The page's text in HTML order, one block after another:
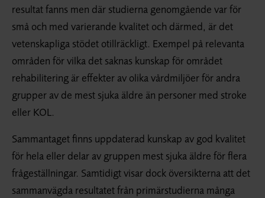
resultat fanns men där studierna genomgående var för
små och med varierande kvalitet och därmed, är det
vetenskapliga stödet otillräckligt. Exempel på relevanta
områden för vilka det saknas kunskap för området
rehabilitering är effekter av olika vårdmiljöer för andra
grupper av de mest sjuka äldre än personer med stroke
eller KOL.
Sammantaget finns uppdaterad kunskap av god kvalitet
för hela eller delar av gruppen mest sjuka äldre för flera
frågeställningar. Samtidigt visar dock översikterna att det
sammanvägda resultatet från primärstudierna många